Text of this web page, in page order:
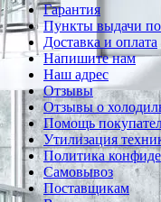
Гарантия
Пункты выдачи по
Доставка и оплата
Напишите нам
Наш адрес
Отзывы
Отзывы о
Помощь
Утилизация
Политика
Самовывоз
Поставщикам